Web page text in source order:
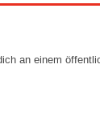
an einem